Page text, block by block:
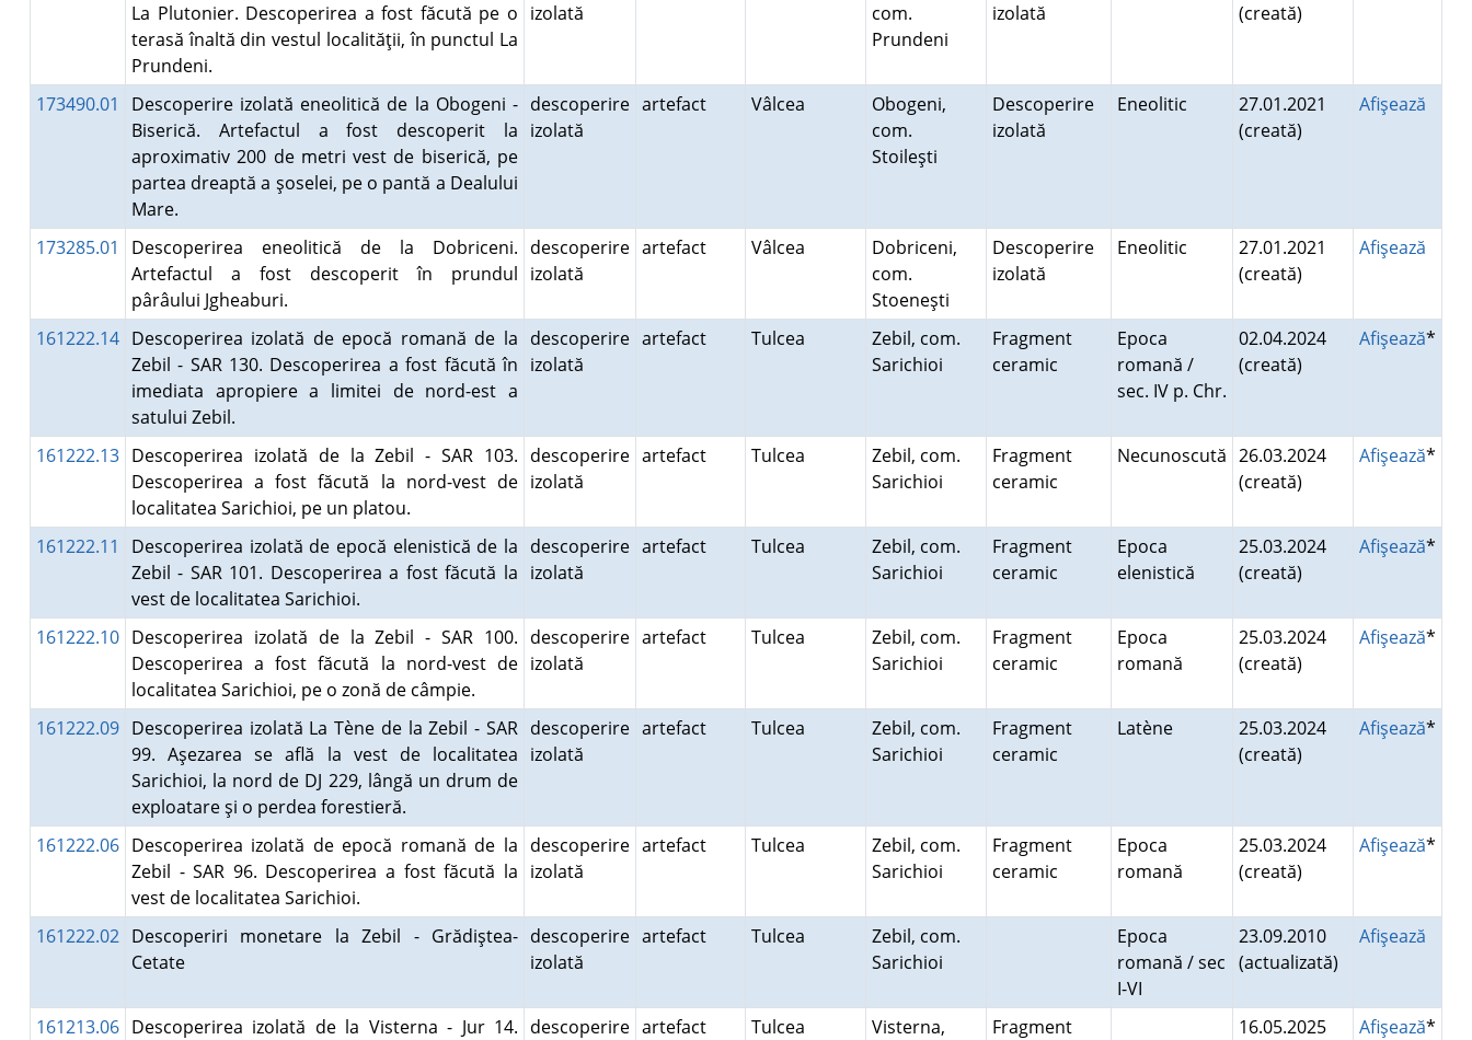
La Plutonier. Descoperirea a fost făcută pe o
terasă înaltă din vestul localităţii, în punctul La
Prundeni.
izolată
com.
Prundeni
izolată
(creată)
173490.01
Descoperire izolată eneolitică de la Obogeni -
Biserică. Artefactul a fost descoperit la
aproximativ 200 de metri vest de biserică, pe
partea dreaptă a şoselei, pe o pantă a Dealului
Mare.
descoperire
izolată
artefact Vâlcea
Obogeni,
com.
Stoileşti
Descoperire
izolată
Eneolitic
27.01.2021
(creată)
Afişează
173285.01
Descoperirea eneolitică de la Dobriceni.
Artefactul a fost descoperit în prundul
pârâului Jgheaburi.
descoperire
izolată
artefact Vâlcea
Dobriceni,
com.
Stoeneşti
Descoperire
izolată
Eneolitic
27.01.2021
(creată)
Afişează
161222.14 Descoperirea izolată de epocă romană de la
Zebil - SAR 130. Descoperirea a fost făcută în
imediata apropiere a limitei de nord-est a
satului Zebil.
descoperire
izolată
artefact Tulcea
Zebil, com.
Sarichioi
Fragment
ceramic
Epoca
romană /
sec. IV p. Chr.
02.04.2024
(creată)
Afişează*
161222.13 Descoperirea izolată de la Zebil - SAR 103.
Descoperirea a fost făcută la nord-vest de
localitatea Sarichioi, pe un platou.
descoperire
izolată
artefact Tulcea
Zebil, com.
Sarichioi
Fragment
ceramic
Necunoscută 26.03.2024
(creată)
Afişează*
161222.11
Descoperirea izolată de epocă elenistică de la
Zebil - SAR 101. Descoperirea a fost făcută la
vest de localitatea Sarichioi.
descoperire
izolată
artefact Tulcea
Zebil, com.
Sarichioi
Fragment
ceramic
Epoca
elenistică
25.03.2024
(creată)
Afişează*
161222.10 Descoperirea izolată de la Zebil - SAR 100.
Descoperirea a fost făcută la nord-vest de
localitatea Sarichioi, pe o zonă de câmpie.
descoperire
izolată
artefact Tulcea
Zebil, com.
Sarichioi
Fragment
ceramic
Epoca
romană
25.03.2024
(creată)
Afişează*
161222.09 Descoperirea izolată La Tène de la Zebil - SAR
99. Aşezarea se află la vest de localitatea
Sarichioi, la nord de DJ 229, lângă un drum de
exploatare şi o perdea forestieră.
descoperire
izolată
artefact Tulcea
Zebil, com.
Sarichioi
Fragment
ceramic
Latène
25.03.2024
(creată)
Afişează*
161222.06 Descoperirea izolată de epocă romană de la
Zebil - SAR 96. Descoperirea a fost făcută la
vest de localitatea Sarichioi.
descoperire
izolată
artefact Tulcea
Zebil, com.
Sarichioi
Fragment
ceramic
Epoca
romană
25.03.2024
(creată)
Afişează*
161222.02 Descoperiri monetare la Zebil - Grădiştea-
Cetate
descoperire
izolată
artefact Tulcea
Zebil, com.
Sarichioi
Epoca
romană / sec
I-VI
23.09.2010
(actualizată)
Afişează
161213.06 Descoperirea izolată de la Visterna - Jur 14. descoperire artefact Tulcea Visterna, Fragment 16.05.2025 Afişează*